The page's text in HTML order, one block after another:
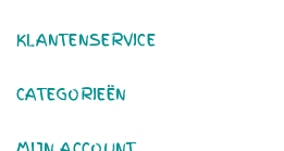
KLANTENSERVICE
CATEGORIEËN